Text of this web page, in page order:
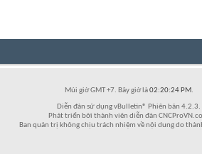
Múi giờ GMT +7. Bây giờ là02:20:24 PM.
Diễn đàn sử dụng vBulletin® Phiên bản 4.2.3.
Phát triển bởi thành viên diễn đàn
Ban quản trị không chịu trách nhiệm về nội dung do